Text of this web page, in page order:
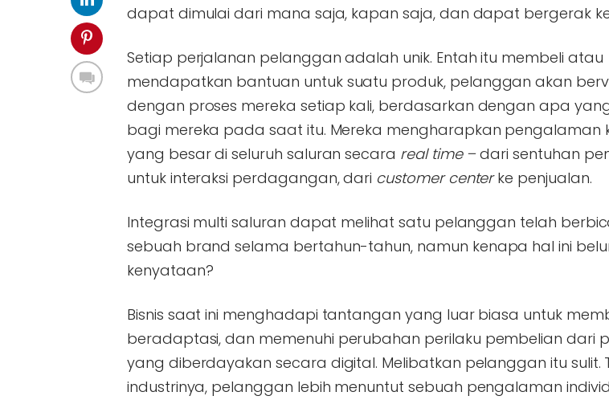
dapat dimulai dari mana saja, kapan saja, dan dapat bergerak
Setiap perjalanan pelanggan adalah unik. Entah itu membeli atau
mendapatkan bantuan untuk suatu produk, pelanggan akan
dengan proses mereka setiap kali, berdasarkan dengan apa
bagi mereka pada saat itu. Mereka mengharapkan pengalaman
yang besar di seluruh saluran secara real time –dari sentuhan
untuk interaksi perdagangan, dari customer centerke penjualan.
Integrasi multi saluran dapat melihat satu pelanggan telah
sebuah brand selama bertahun-tahun, namun kenapa hal ini
kenyataan?
Bisnis saat ini menghadapi tantangan yang luar biasa untuk
beradaptasi, dan memenuhi perubahan perilaku pembelian dari
yang diberdayakan secara digital. Melibatkan pelanggan itu sulit.
industrinya, pelanggan lebih menuntut sebuah pengalaman